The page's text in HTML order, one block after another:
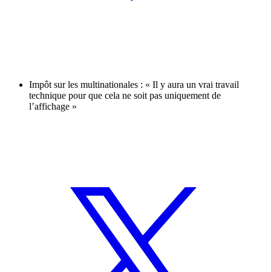
Impôt sur les multinationales : « Il y aura un vrai travail
technique pour que cela ne soit pas uniquement de
l’affichage »